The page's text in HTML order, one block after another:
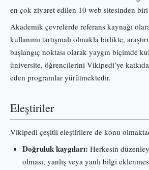
en çok ziyaret edilen 10 web sitesinden
Akademik çevrelerde referans kaynağı
kullanımı tartışmalı olmakla birlikte,
başlangıç noktası olarak yaygın biçimde
üniversite, öğrencilerini Vikipedi’ye
eden programlar yürütmektedir.
Eleştiriler
Vikipedi çeşitli eleştirilere de konu
Doğruluk kaygıları: Herkesin
olması, yanlış veya yanlı bilgi